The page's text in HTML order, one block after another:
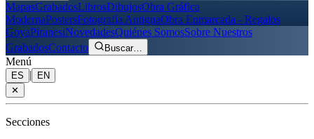
MapasGrabadosLibrosDibujosObra Gráfica
ModernaPostersFotografía AntiguaObra Enmarcada - Regalos
GoyaPiranesiNovedadesQuiénes SomosSobre Nuestros
GrabadosContacto Buscar…
Menú
ES |
EN
✕
Secciones